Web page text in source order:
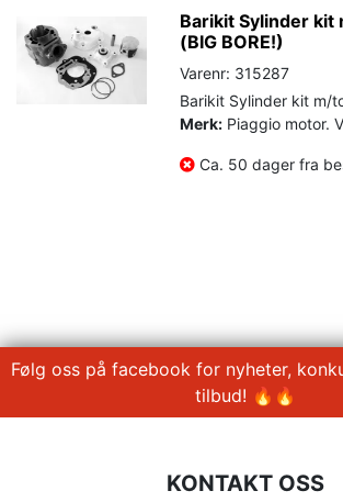
Barikit Sylinder
(BIG BORE!)
Varenr: 315287
Barikit Sylinder kit m/
Merk: Piaggio motor.
Ca. 50 dager fra
Følg oss på facebook for nyheter,
tilbud! 🔥🔥
KONTAKT OSS